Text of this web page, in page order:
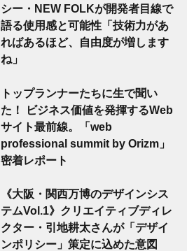
シー・NEW FOLKが開発者目線で
語る使用感と可能性「技術力があ
ればあるほど、自由度が増します
ね」
トップランナーたちに生で聞い
た！ ビジネス価値を発揮するWeb
サイト最前線。「web
professional summit by Orizm」
密着レポート
《大阪・関西万博のデザインシス
テムVol.1》クリエイティブディレ
クター・引地耕太さんが「デザイ
ンポリシー」策定に込めた意図